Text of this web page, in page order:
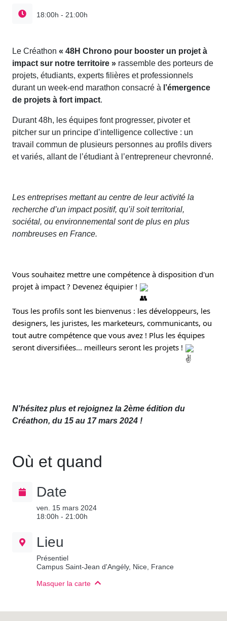
18:00h - 21:00h
Le Créathon« 48H Chrono pour booster un projet à
impact sur notre territoire »rassemble des porteurs de
projets, étudiants, experts filières et professionnels
durant un week-end marathon consacré àl’émergence
de projets à fort impact.
Durant 48h, les équipes font progresser, pivoter et
pitcher sur un principe d’intelligence collective : un
travail commun de plusieurs personnes au profils divers
et variés, allant de l’étudiant à l’entrepreneur chevronné.
Les entreprises mettant au centre de leur activité la
recherche d’un impact positif, qu’il soit territorial,
sociétal, ou environnemental sont de plus en plus
nombreuses en France.
Vous souhaitez mettre une compétence à disposition d'un
projet à impact ? Devenez équipier !
Tous les profils sont les bienvenus : les développeurs, les
designers, les juristes, les marketeurs, communicants, ou
tout autre compétence que vous avez ! Plus les équipes
seront diversifiées... meilleurs seront les projets !
N'hésitez plus et rejoignez la 2ème édition du
Créathon, du 15 au 17 mars 2024 !
Où et quand
Date
ven. 15 mars 2024
18:00h - 21:00h
Lieu
Présentiel
Campus Saint-Jean d'Angély, Nice, France
Masquer la carte